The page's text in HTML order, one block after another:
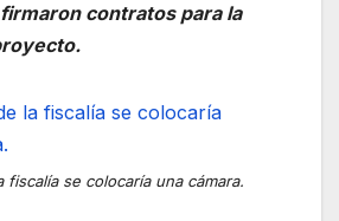
contratos para la
fiscalía se colocaría una cámara.